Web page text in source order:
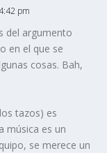
pm
del argumento
en el que se
cosas. Bah,
tazos) es
música es un
se merece un